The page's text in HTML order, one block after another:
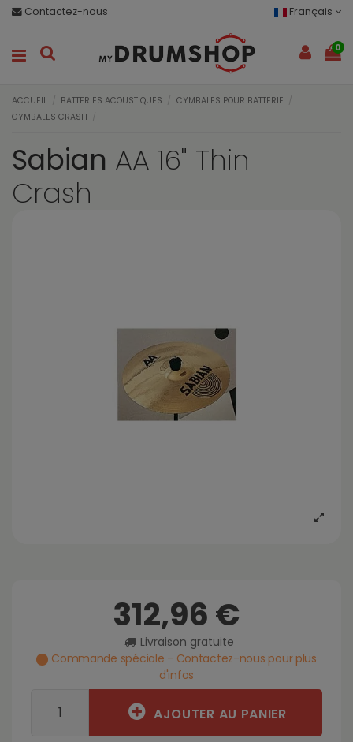
Contactez-nous Français
0
ACCUEIL BATTERIES ACOUSTIQUES
CYMBALES POUR BATTERIE
CYMBALES CRASH
Sabian AA 16" Thin
Crash
312,96 €
Livraison gratuite
Commande spéciale - Contactez-nous pour plus
d'infos
AJOUTER AU PANIER